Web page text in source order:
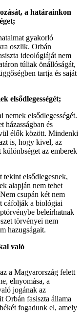
a határainkon
gyakorló
oszlik. Orbán
ideológiáját nem
túliak önállóságát,
tartja és saját
elsődlegességét;
nemek elsődlegességét.
házasságban és
élők között. Mindenki
is, hogy kivel, az
különbséget az emberek
elsődlegesnek,
alapján nem tehet
csupán két nem
cáfolják a biológiai
beleírhatnak
törvényei nem
hazugságait.
való
a Magyarország felett
elnyomása, a
jogának az
Orbán fasiszta állama
fogadunk el, amely